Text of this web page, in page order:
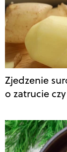
Zjedzenie
o zatrucie